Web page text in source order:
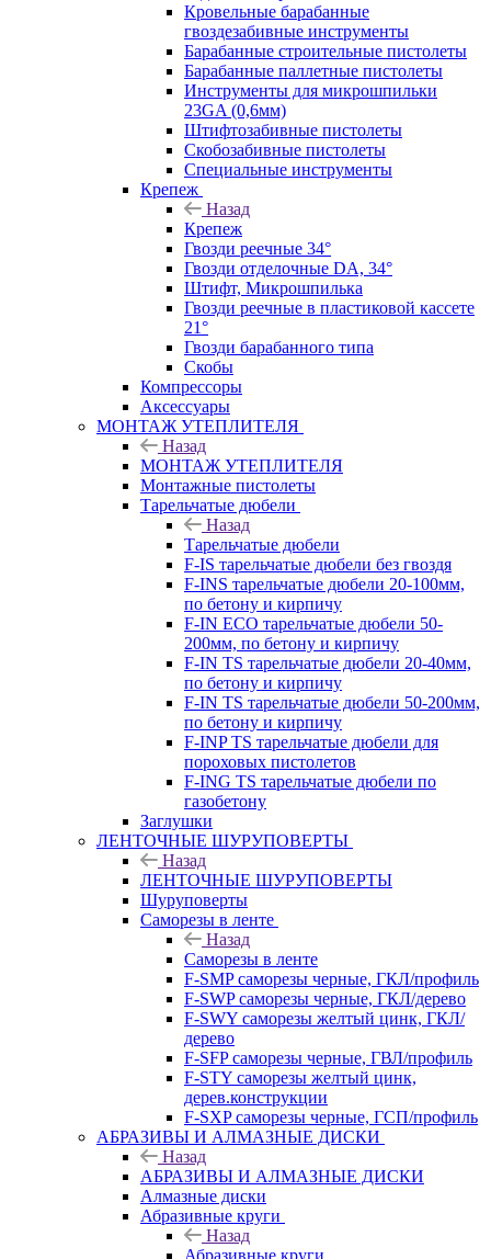
Кровельные барабанные
гвоздезабивные инструменты
Барабанные строительные пистолеты
Барабанные паллетные пистолеты
Инструменты для микрошпильки
23GA (0,6мм)
Штифтозабивные пистолеты
Скобозабивные пистолеты
Специальные инструменты
Крепеж
Назад
Крепеж
Гвозди реечные 34°
Гвозди отделочные DA, 34°
Штифт, Микрошпилька
Гвозди реечные в пластиковой кассете
21°
Гвозди барабанного типа
Скобы
Компрессоры
Аксессуары
МОНТАЖ УТЕПЛИТЕЛЯ
Назад
МОНТАЖ УТЕПЛИТЕЛЯ
Монтажные пистолеты
Тарельчатые дюбели
Назад
Тарельчатые дюбели
F-IS тарельчатые дюбели без гвоздя
F-INS тарельчатые дюбели 20-100мм,
по бетону и кирпичу
F-IN ECO тарельчатые дюбели 50-
200мм, по бетону и кирпичу
F-IN TS тарельчатые дюбели 20-40мм,
по бетону и кирпичу
F-IN TS тарельчатые дюбели 50-200мм,
по бетону и кирпичу
F-INP TS тарельчатые дюбели для
пороховых пистолетов
F-ING TS тарельчатые дюбели по
газобетону
Заглушки
ЛЕНТОЧНЫЕ ШУРУПОВЕРТЫ
Назад
ЛЕНТОЧНЫЕ ШУРУПОВЕРТЫ
Шуруповерты
Саморезы в ленте
Назад
Саморезы в ленте
F-SMP саморезы черные, ГКЛ/профиль
F-SWP саморезы черные, ГКЛ/дерево
F-SWY саморезы желтый цинк, ГКЛ/
дерево
F-SFP саморезы черные, ГВЛ/профиль
F-STY саморезы желтый цинк,
дерев.конструкции
F-SXP саморезы черные, ГСП/профиль
АБРАЗИВЫ И АЛМАЗНЫЕ ДИСКИ
Назад
АБРАЗИВЫ И АЛМАЗНЫЕ ДИСКИ
Алмазные диски
Абразивные круги
Назад
Абразивные круги